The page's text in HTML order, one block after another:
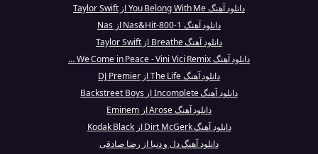
دانلود آهنگ You Belong With Me از Taylor Swift
دانلود آهنگ 1-800-Nas&Hit از Nas
دانلود آهنگ Breathe از Taylor Swift
دانلود آهنگ We Come in Peace - Vini Vici Remix ...
دانلود آهنگ The Life از DJ Premier
دانلود آهنگ Incomplete از Backstreet Boys
دانلود آهنگ Arose از Eminem
دانلود آهنگ Dirt McGerk از Kodak Black
دانلود آهنگ دل و دنیا از رضا صادقی